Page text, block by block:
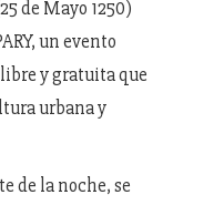
de Mayo 1250)
un evento
y gratuita que
urbana y
de la noche, se